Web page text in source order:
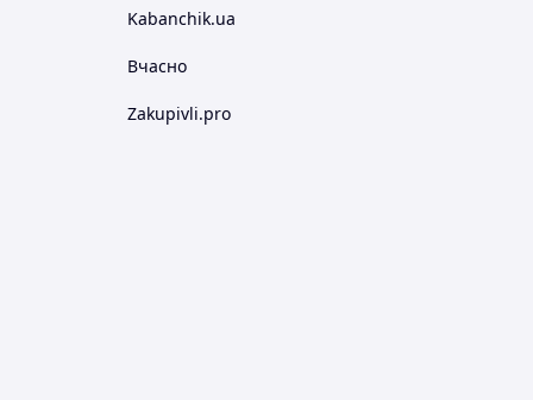
Kabanchik.ua
Вчасно
Zakupivli.pro